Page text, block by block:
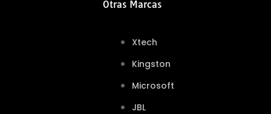
Otras Marcas
Xtech
Kingston
Microsoft
JBL